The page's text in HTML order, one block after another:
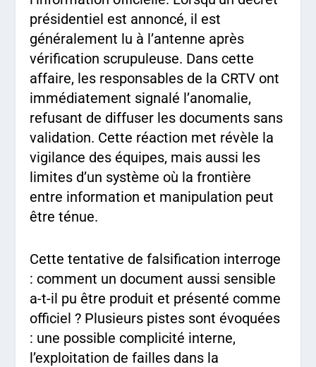
présidentiel est annoncé, il est
généralement lu à l’antenne après
vérification scrupuleuse. Dans cette
affaire, les responsables de la CRTV ont
immédiatement signalé l’anomalie,
refusant de diffuser les documents sans
validation. Cette réaction met révèle la
vigilance des équipes, mais aussi les
limites d’un système où la frontière
entre information et manipulation peut
être ténue.
Cette tentative de falsification interroge
: comment un document aussi sensible
a-t-il pu être produit et présenté comme
officiel ? Plusieurs pistes sont évoquées
: une possible complicité interne,
l’exploitation de failles dans la